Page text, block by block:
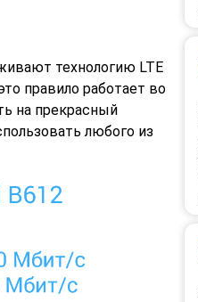
технологию LTE
правило работает во
на прекрасный
любого из